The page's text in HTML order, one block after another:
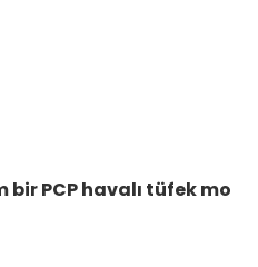
bir PCP havalı tüfek mo